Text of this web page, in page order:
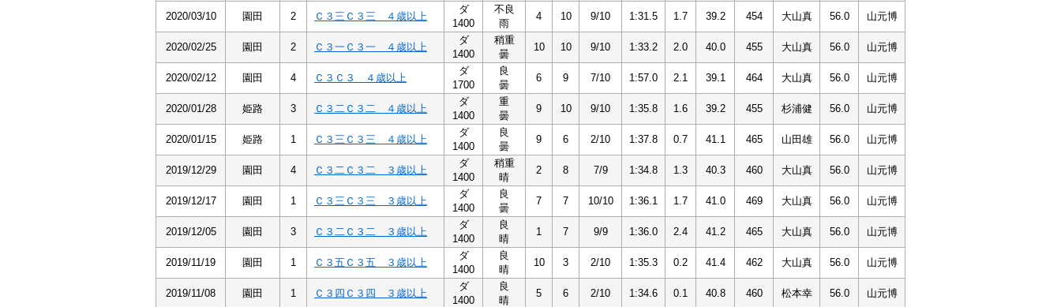
2020/03/10 園田 2 Ｃ３三Ｃ３三 ４歳以上
ダ
1400
不良
雨
4 10 9/10 1:31.5 1.7 39.2 454 大山真 56.0 山元博
2020/02/25 園田 2 Ｃ３一Ｃ３一 ４歳以上
ダ
1400
稍重
曇
10 10 9/10 1:33.2 2.0 40.0 455 大山真 56.0 山元博
2020/02/12 園田 4 Ｃ３Ｃ３ ４歳以上
ダ
1700
良
曇
6 9 7/10 1:57.0 2.1 39.1 464 大山真 56.0 山元博
2020/01/28 姫路 3 Ｃ３二Ｃ３二 ４歳以上
ダ
1400
重
曇
9 10 9/10 1:35.8 1.6 39.2 455 杉浦健 56.0 山元博
2020/01/15 姫路 1 Ｃ３三Ｃ３三 ４歳以上
ダ
1400
良
曇
9 6 2/10 1:37.8 0.7 41.1 465 山田雄 56.0 山元博
2019/12/29 園田 4 Ｃ３二Ｃ３二 ３歳以上
ダ
1400
稍重
晴
2 8 7/9 1:34.8 1.3 40.3 460 大山真 56.0 山元博
2019/12/17 園田 1 Ｃ３三Ｃ３三 ３歳以上
ダ
1400
良
曇
7 7 10/10 1:36.1 1.7 41.0 469 大山真 56.0 山元博
2019/12/05 園田 3 Ｃ３二Ｃ３二 ３歳以上
ダ
1400
良
晴
1 7 9/9 1:36.0 2.4 41.2 465 大山真 56.0 山元博
2019/11/19 園田 1 Ｃ３五Ｃ３五 ３歳以上
ダ
1400
良
晴
10 3 2/10 1:35.3 0.2 41.4 462 大山真 56.0 山元博
2019/11/08 園田 1 Ｃ３四Ｃ３四 ３歳以上
ダ
1400
良
晴
5 6 2/10 1:34.6 0.1 40.8 460 松本幸 56.0 山元博